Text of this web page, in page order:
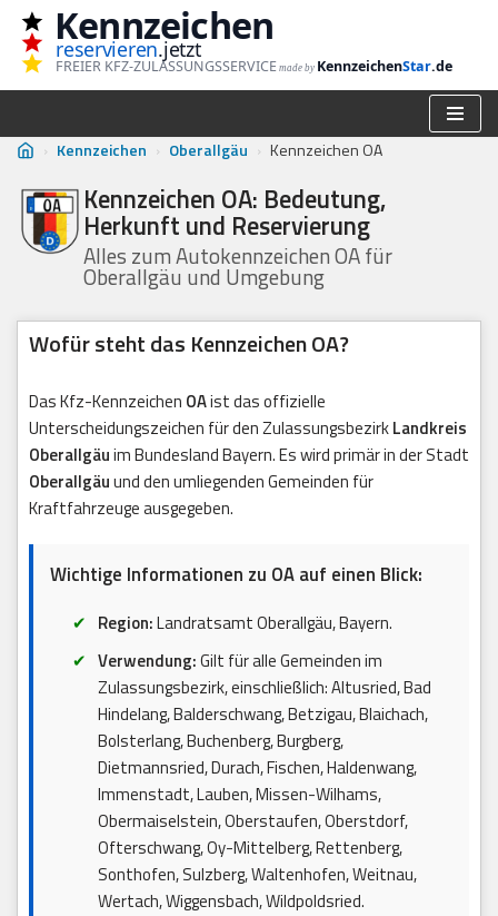
Zum
Inhalt
Kennzeichen
reservieren.jetzt
FREIER KFZ-ZULASSUNGSSERVICE made by KennzeichenStar.de
› Kennzeichen › Oberallgäu › Kennzeichen OA
Kennzeichen OA: Bedeutung,
Herkunft und Reservierung
Alles zum Autokennzeichen OA für
Oberallgäu und Umgebung
Wofür steht das Kennzeichen OA?
Das Kfz-Kennzeichen OAist das offizielle
Unterscheidungszeichen für den ZulassungsbezirkLandkreis
Oberallgäuim Bundesland Bayern. Es wird primär in der Stadt
Oberallgäuund den umliegenden Gemeinden für
Kraftfahrzeuge ausgegeben.
Wichtige Informationen zu OA auf einen Blick:
Region:Landratsamt Oberallgäu, Bayern.
Verwendung:Gilt für alle Gemeinden im
Zulassungsbezirk, einschließlich: Altusried, Bad
Hindelang, Balderschwang, Betzigau, Blaichach,
Bolsterlang, Buchenberg, Burgberg,
Dietmannsried, Durach, Fischen, Haldenwang,
Immenstadt, Lauben, Missen-Wilhams,
Obermaiselstein, Oberstaufen, Oberstdorf,
Ofterschwang, Oy-Mittelberg, Rettenberg,
Sonthofen, Sulzberg, Waltenhofen, Weitnau,
Wertach, Wiggensbach, Wildpoldsried.